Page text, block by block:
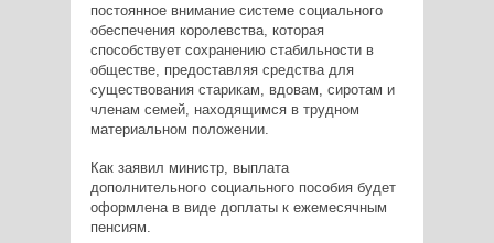
постоянное внимание системе социального
обеспечения королевства, которая
способствует сохранению стабильности в
обществе, предоставляя средства для
существования старикам, вдовам, сиротам и
членам семей, находящимся в трудном
материальном положении.
Как заявил министр, выплата
дополнительного социального пособия будет
оформлена в виде доплаты к ежемесячным
пенсиям.